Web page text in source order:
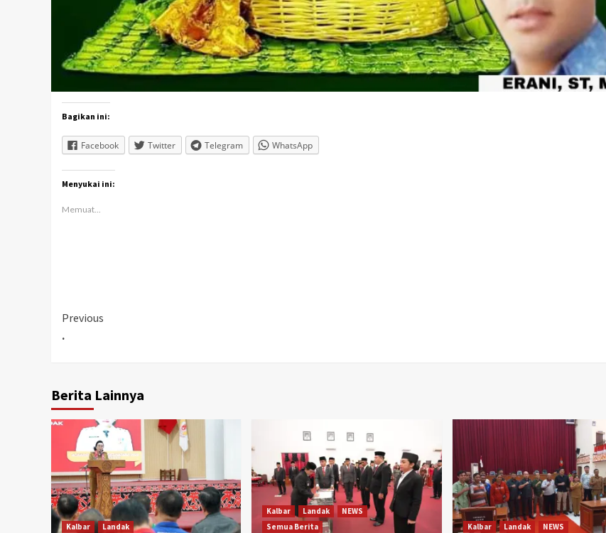
Bagikan ini:
Facebook Twitter Telegram WhatsApp
Menyukai ini:
Memuat...
Continue
Reading
Previous
.
Berita Lainnya
Kalbar Landak
Kalbar Landak
NEWS
Semua Berita
Kalbar Landak NEWS